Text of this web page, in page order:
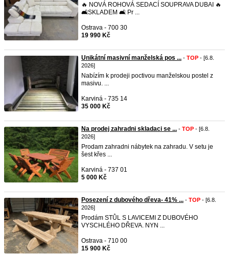
🔥 NOVÁ ROHOVÁ SEDACÍ SOUPRAVA DUBAI 🔥
🛋️SKLADEM 🛋️ Pr ...
Ostrava - 700 30
19 990 Kč
Unikátní masivní manželská pos ... - TOP - [6.8.
2026]
Nabízím k prodeji poctivou manželskou postel z
masivu. ...
Karviná - 735 14
35 000 Kč
Na prodej zahradni skladaci se ... - TOP - [6.8.
2026]
Prodam zahradni nábytek na zahradu. V setu je
šest křes ...
Karviná - 737 01
5 000 Kč
Posezení z dubového dřeva- 41% ... - TOP - [6.8.
2026]
Prodám STŮL S LAVICEMI Z DUBOVÉHO
VYSCHLÉHO DŘEVA. NYN ...
Ostrava - 710 00
15 900 Kč